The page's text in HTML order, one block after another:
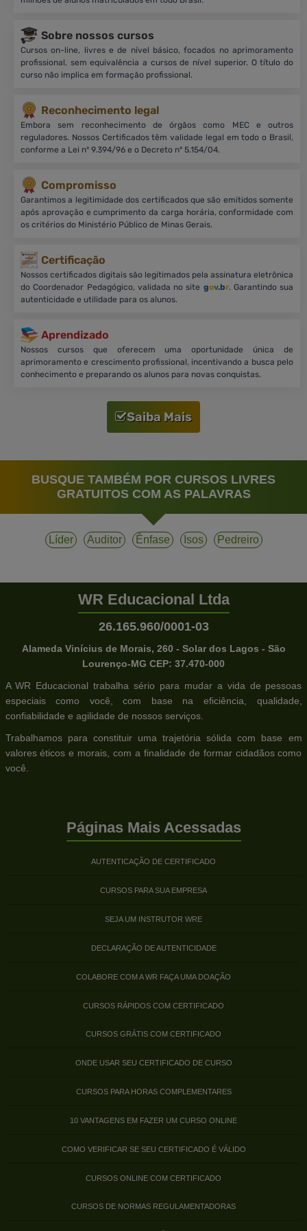
Sobre nossos cursos
Cursos on-line, livres e de nível básico, focados no aprimoramento
profissional, sem equivalência a cursos de nível superior. O título do
curso não implica em formação profissional.
Reconhecimento legal
Embora sem reconhecimento de órgãos como MEC e outros
reguladores. Nossos Certificados têm validade legal em todo o Brasil,
conforme a Lei nº 9.394/96 e o Decreto nº 5.154/04.
Compromisso
Garantimos a legitimidade dos certificados que são emitidos somente
após aprovação e cumprimento da carga horária, conformidade com
os critérios do Ministério Público de Minas Gerais.
Certificação
Nossos certificados digitais são legitimados pela assinatura eletrônica
do Coordenador Pedagógico, validada no site gov.br. Garantindo sua
autenticidade e utilidade para os alunos.
Aprendizado
Nossos cursos que oferecem uma oportunidade única de
aprimoramento e crescimento profissional, incentivando a busca pelo
conhecimento e preparando os alunos para novas conquistas.
Saiba Mais
BUSQUE TAMBÉM POR CURSOS LIVRES
GRATUITOS COM AS PALAVRAS
Líder Auditor Ênfase Isos Pedreiro
WR Educacional Ltda
26.165.960/0001-03
Alameda Vinícius de Morais, 260 - Solar dos Lagos - São
Lourenço-MG CEP: 37.470-000
A WR Educacional trabalha sério para mudar a vida de pessoas
especiais como você, com base na eficiência, qualidade,
confiabilidade e agilidade de nossos serviços.
Trabalhamos para constituir uma trajetória sólida com base em
valores éticos e morais, com a finalidade de formar cidadãos como
você.
Páginas Mais Acessadas
AUTENTICAÇÃO DE CERTIFICADO
CURSOS PARA SUA EMPRESA
SEJA UM INSTRUTOR WRE
DECLARAÇÃO DE AUTENTICIDADE
COLABORE COM A WR FAÇA UMA DOAÇÃO
CURSOS RÁPIDOS COM CERTIFICADO
CURSOS GRÁTIS COM CERTIFICADO
ONDE USAR SEU CERTIFICADO DE CURSO
CURSOS PARA HORAS COMPLEMENTARES
10 VANTAGENS EM FAZER UM CURSO ONLINE
COMO VERIFICAR SE SEU CERTIFICADO É VÁLIDO
CURSOS ONLINE COM CERTIFICADO
CURSOS DE NORMAS REGULAMENTADORAS